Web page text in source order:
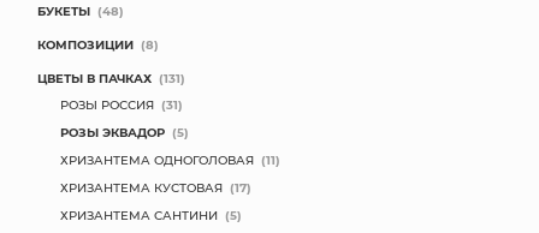
БУКЕТЫ (48)
КОМПОЗИЦИИ (8)
ЦВЕТЫ В ПАЧКАХ (131)
РОЗЫ РОССИЯ (31)
РОЗЫ ЭКВАДОР (5)
ХРИЗАНТЕМА ОДНОГОЛОВАЯ (11)
ХРИЗАНТЕМА КУСТОВАЯ (17)
ХРИЗАНТЕМА САНТИНИ (5)